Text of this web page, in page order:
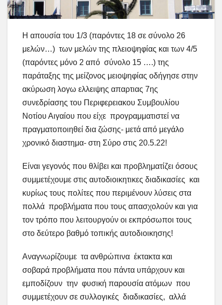
Η απουσία του 1/3 (παρόντες 18 σε σύνολο 26
μελών…) των μελών της πλειοψηφίας και των 4/5
(παρόντες μόνο 2 από σύνολο 15 ….) της
παράταξης της μείζονος μειοψηφίας οδήγησε στην
ακύρωση λογω ελλειψης απαρτιας 7ης
συνεδρίασης του Περιφερειακου Συμβουλίου
Νοτίου Αιγαίου που είχε προγραμματιστεί να
πραγματοποιηθεί δια ζώσης- μετά από μεγάλο
χρονικό διαστημα- στη Σύρο στις 20.5.22!
Είναι γεγονός που θλίβει και προβληματίζει όσους
συμμετέχουμε στις αυτοδιοικητικες διαδικασίες και
κυρίως τους πολίτες που περιμένουν λύσεις στα
πολλά προβλήματα που τους απασχολούν και για
τον τρόπο που λειτουργούν οι εκπρόσωποι τους
στο δεύτερο βαθμό τοπικής αυτοδιοικησης!
Αναγνωρίζουμε τα ανθρώπινα έκτακτα και
σοβαρά προβλήματα που πάντα υπάρχουν και
εμποδίζουν την φυσική παρουσία ατόμων που
συμμετέχουν σε συλλογικές διαδικασίες, αλλά